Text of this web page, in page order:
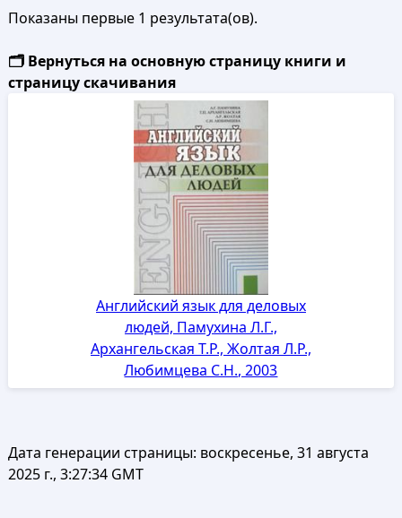
Показаны первые 1 результата(ов).
🗂️ Вернуться на основную страницу книги и
страницу скачивания
Английский язык для деловых
людей, Памухина Л.Г.,
Архангельская Т.Р., Жолтая Л.Р.,
Любимцева С.Н., 2003
Дата генерации страницы: воскресенье, 31 августа
2025 г., 3:27:34 GMT